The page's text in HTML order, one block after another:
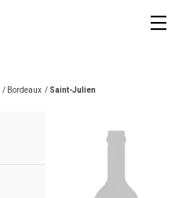
/ Bordeaux / Saint-Julien